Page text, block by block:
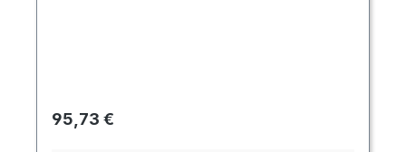
Regulärer Preis:
95,73 €